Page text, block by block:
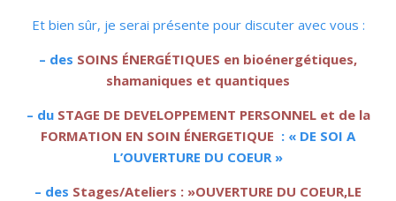
Et bien sûr, je serai présente pour discuter avec vous :
– des SOINS ÉNERGÉTIQUES en bioénergétiques,
shamaniques et quantiques
– du STAGE DE DEVELOPPEMENT PERSONNEL et de la
FORMATION EN SOIN ÉNERGETIQUE : « DE SOI A
L’OUVERTURE DU COEUR »
– des Stages/Ateliers : »OUVERTURE DU COEUR,LE